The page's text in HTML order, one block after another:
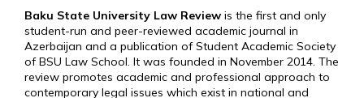
Baku State University Law Review is the first and only
student-run and peer-reviewed academic journal in
Azerbaijan and a publication of Student Academic Society
of BSU Law School. It was founded in November 2014. The
review promotes academic and professional approach to
contemporary legal issues which exist in national and